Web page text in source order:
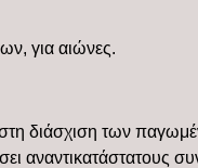
για αιώνες.
διάσχιση των
αναντικατάστατους